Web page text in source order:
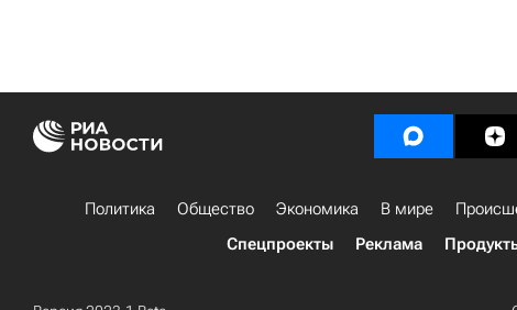
Политика Общество Экономика В мире
Спецпроекты
Реклама